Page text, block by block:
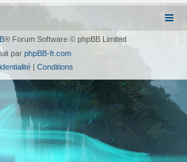
® Forum Software © phpBB Limited
par phpBB-fr.com
| Conditions